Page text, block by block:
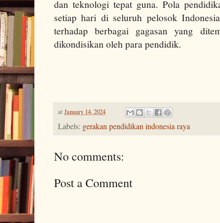
dan teknologi tepat guna. Pola
setiap hari di seluruh pelosok
terhadap berbagai gagasan yang
dikondisikan oleh para pendidik.
at January 14, 2024
Labels: gerakan pendidikan indonesia raya
No comments:
Post a Comment